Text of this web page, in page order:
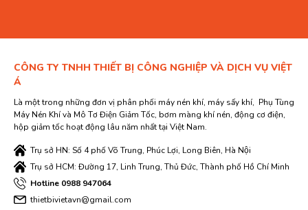
CÔNG TY TNHH THIẾT BỊ CÔNG NGHIỆP VÀ DỊCH VỤ VIỆT
Á
Là một trong những đơn vị phân phối máy nén khí, máy sấy khí, Phụ Tùng
Máy Nén Khí và Mô Tơ Điện Giảm Tốc, bơm màng khí nén, động cơ điện,
hộp giảm tốc hoạt động lâu năm nhất tại Việt Nam.
Trụ sở HN: Số 4 phố Võ Trung, Phúc Lợi, Long Biên, Hà Nội
Trụ sở HCM: Đường 17, Linh Trung, Thủ Đức, Thành phố Hồ Chí Minh
Hotline 0988 947064
thietbivietavn@gmail.com